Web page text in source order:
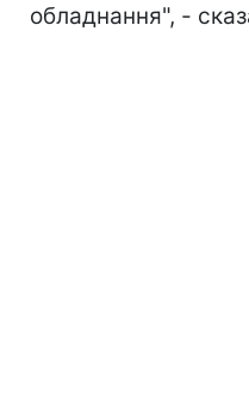
обладнання", -